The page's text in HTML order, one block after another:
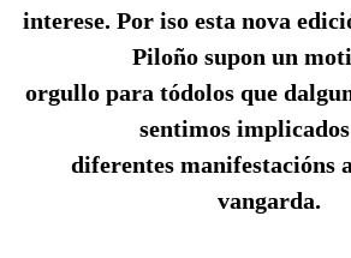
interese. Por iso esta nova
Piloño supon un
orgullo para tódolos que
sentimos implicados
diferentes manifestacións
vangarda.